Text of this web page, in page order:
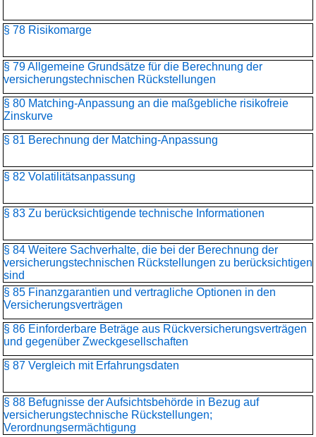
§ 78 Risikomarge
§ 79 Allgemeine Grundsätze für die Berechnung der
versicherungstechnischen Rückstellungen
§ 80 Matching-Anpassung an die maßgebliche risikofreie
Zinskurve
§ 81 Berechnung der Matching-Anpassung
§ 82 Volatilitätsanpassung
§ 83 Zu berücksichtigende technische Informationen
§ 84 Weitere Sachverhalte, die bei der Berechnung der
versicherungstechnischen Rückstellungen zu berücksichtigen
sind
§ 85 Finanzgarantien und vertragliche Optionen in den
Versicherungsverträgen
§ 86 Einforderbare Beträge aus Rückversicherungsverträgen
und gegenüber Zweckgesellschaften
§ 87 Vergleich mit Erfahrungsdaten
§ 88 Befugnisse der Aufsichtsbehörde in Bezug auf
versicherungstechnische Rückstellungen;
Verordnungsermächtigung